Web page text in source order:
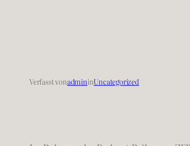
Verfasst vonadmininUncategorized